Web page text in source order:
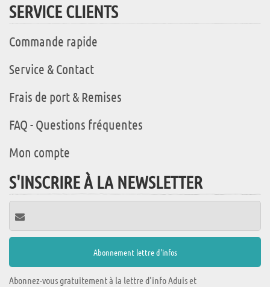
SERVICE CLIENTS
Commande rapide
Service & Contact
Frais de port & Remises
FAQ - Questions fréquentes
Mon compte
S'INSCRIRE À LA NEWSLETTER
Abonnez-vous gratuitement à la lettre d'info Aduis et